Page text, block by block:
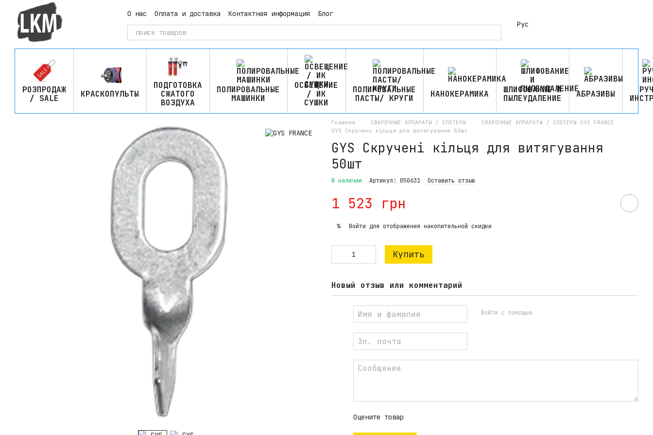
Перейти к основному контенту
О нас Оплата и доставка Контактная информация
Блог
Рус
РОЗПРОДАЖ
/ SALE
КРАСКОПУЛЬТЫ
ПОДГОТОВКА
СЖАТОГО
ВОЗДУХА
ПОЛИРОВАЛЬНЫЕ
МАШИНКИ
ОСВЕЩЕНИЕ
/ ИК
СУШКИ
ПОЛИРОВАЛЬНЫЕ
ПАСТЫ/ КРУГИ
НАНОКЕРАМИКА
ШЛИФОВАНИЕ И
ПЫЛЕУДАЛЕНИЕ
АБРАЗИВЫ
Главная СВАРОЧНЫЕ АППАРАТЫ / СПОТЕРЫ
СВАРОЧНЫЕ АППАРАТЫ / СПОТЕРЫ GYS FRANCE
GYS Скручені кільця для витягування 50шт
GYS Скручені кільця для витягування
50шт
В наличии Артикул: 050631 Оставить отзыв
1 523 грн
% Войти для отображения накопительной скидки
Купить
Новый отзыв или комментарий
Войти с помощью
Оцените товар